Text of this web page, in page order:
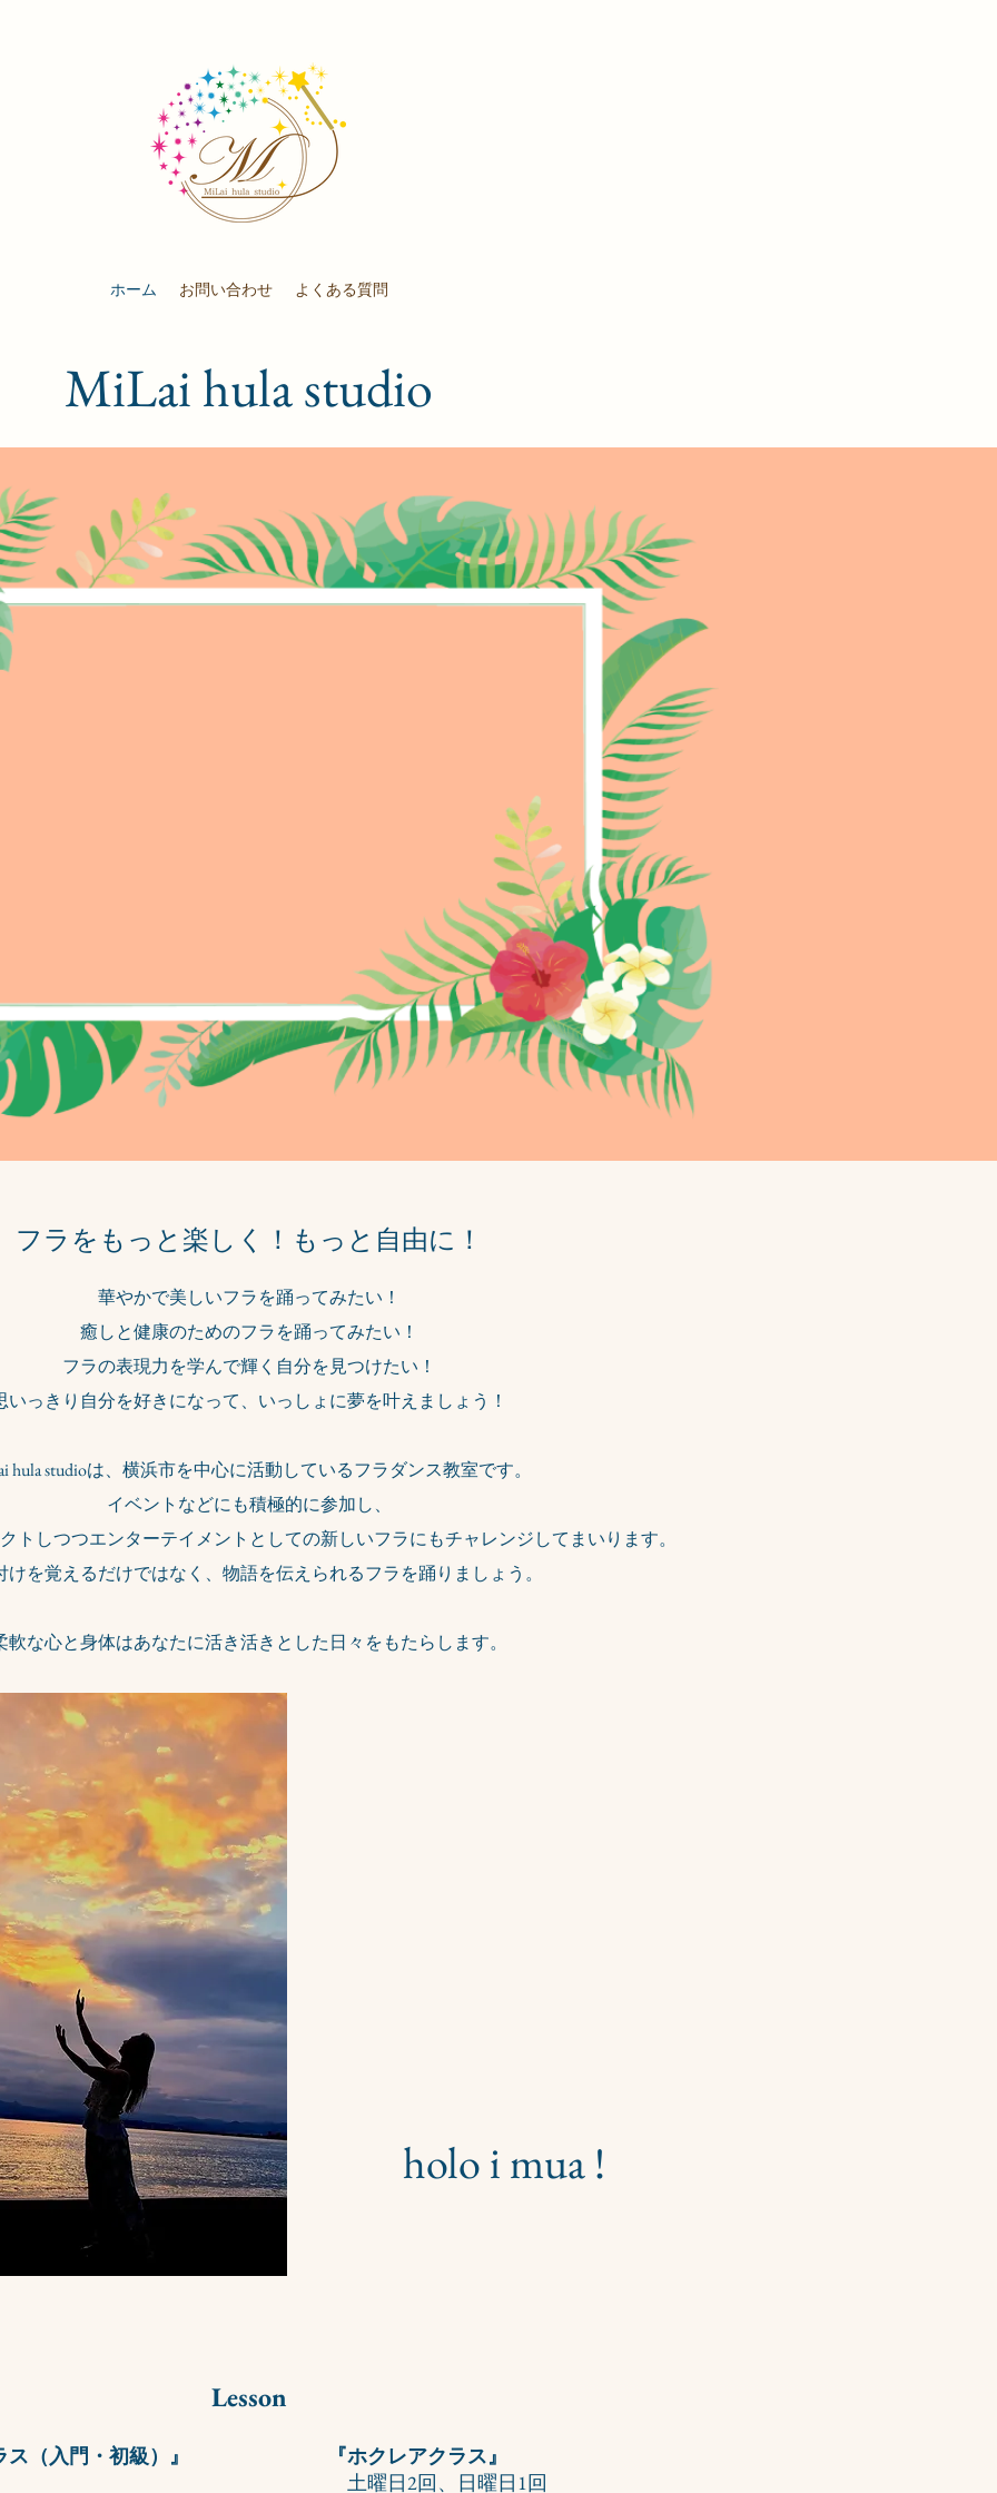
ホーム お問い合わせ よくある質問
MiLai hula studio
フラをもっと楽しく！もっと自由に！
華やかで美しいフラを踊ってみたい！
癒しと健康のためのフラを踊ってみたい！
フラの表現力を学んで輝く自分を見つけたい！
いっきり自分を好きになって、いっしょに夢を叶えましょう！
hula studioは、横浜市を中心に活動しているフラダンス教室です。
イベントなどにも積極的に参加し、
トしつつエンターテイメントとしての新しいフラにもチャレンジしてまいります。
けを覚えるだけではなく、物語を伝えられるフラを踊りましょう。
軟な心と身体はあなたに活き活きとした日々をもたらします。
holo i mua !
Lesson
（入門・初級）』
『ホクレアクラス』
土曜日2回、日曜日1回